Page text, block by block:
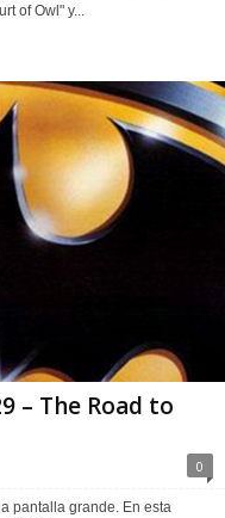
of Owl" y...
– The Road to
0
pantalla grande. En esta